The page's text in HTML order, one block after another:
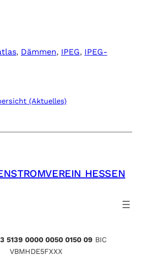
, Dämmen, IPEG, IPEG-
(Aktuelles)
HESSEN
5139 0000 0050 0150 09BIC
VBMHDE5FXXX